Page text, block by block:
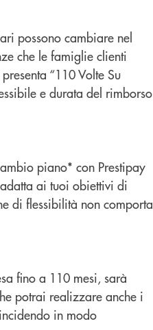
possono cambiare nel
che le famiglie clienti
“110 Volte Su
e durata del rimborso
piano* con Prestipay
ai tuoi obiettivi di
di flessibilità non comporta
fino a 110 mesi, sarà
potrai realizzare anche i
in modo